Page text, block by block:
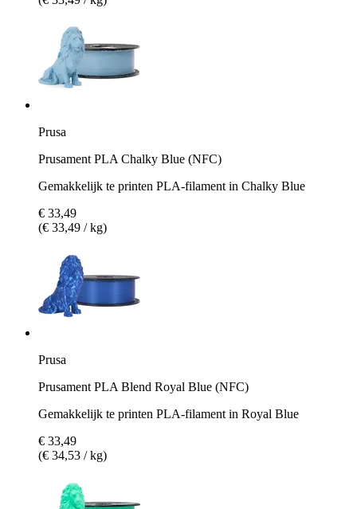
Prusa
Prusament PLA Chalky Blue (NFC)
Gemakkelijk te printen PLA-filament in Chalky Blue
€ 33,49
(€ 33,49 / kg)
Prusa
Prusament PLA Blend Royal Blue (NFC)
Gemakkelijk te printen PLA-filament in Royal Blue
€ 33,49
(€ 34,53 / kg)